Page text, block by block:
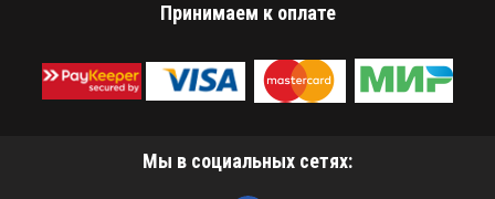
Принимаем к оплате
Мы в социальных сетях: